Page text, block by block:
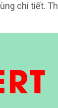
chi tiết.